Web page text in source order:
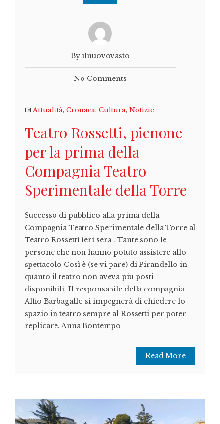
By ilnuovovasto
No Comments
Attualità, Cronaca, Cultura, Notizie
Teatro Rossetti, pienone
per la prima della
Compagnia Teatro
Sperimentale della Torre
Successo di pubblico alla prima della
Compagnia Teatro Sperimentale della Torre al
Teatro Rossetti ieri sera . Tante sono le
persone che non hanno potuto assistere allo
spettacolo Così è (se vi pare) di Pirandello in
quanto il teatro non aveva piu posti
disponibili. Il responsabile della compagnia
Alfio Barbagallo si impegnerà di chiedere lo
spazio in teatro sempre al Rossetti per poter
replicare. Anna Bontempo
Read More